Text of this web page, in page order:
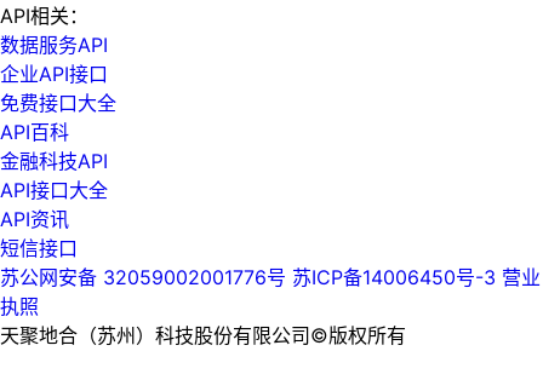
API相关：
数据服务API
企业API接口
免费接口大全
API百科
金融科技API
API接口大全
API资讯
短信接口
苏公网安备 32059002001776号 苏ICP备14006450号-3 营业
执照
天聚地合（苏州）科技股份有限公司©版权所有